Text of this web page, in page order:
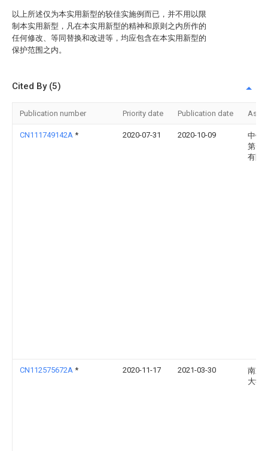
以上所述仅为本实用新型的较佳实施例而已，并不用以限
制本实用新型，凡在本实用新型的精神和原则之内所作的
任何修改、等同替换和改进等，均应包含在本实用新型的
保护范围之内。
Cited By (5)
Publication number Priority date Publication date
CN111749142A * 2020-07-31 2020-10-09
中铁
第一
有限
CN112575672A * 2020-11-17 2021-03-30
南京
大学